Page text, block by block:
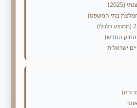
ישראלית